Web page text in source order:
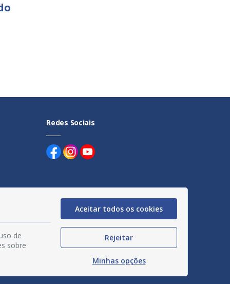
Redes Sociais
de
sobre
Aceitar todos os cookies
Rejeitar
Minhas opções